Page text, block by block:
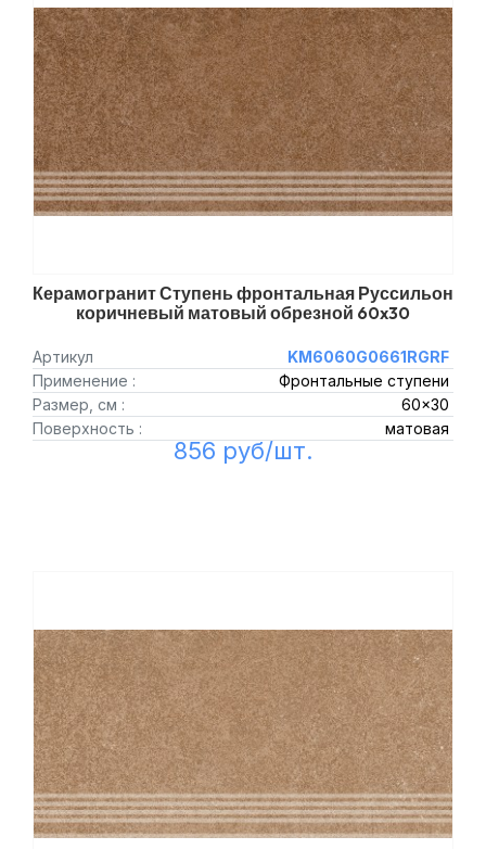
Керамогранит Ступень фронтальная Руссильон
коричневый матовый обрезной 60x30
Артикул
KM6060G0661RGRF
Применение :
Фронтальные ступени
Размер, см :
60x30
Поверхность :
матовая
856 руб/шт.